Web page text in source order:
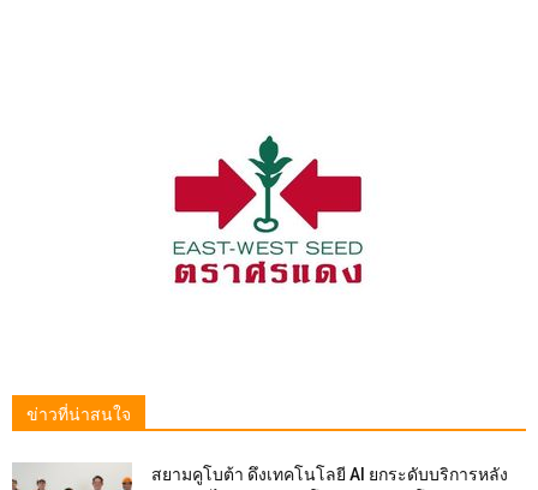
ข่าวที่น่าสนใจ
สยามคูโบต้า ดึงเทคโนโลยี AI ยกระดับบริการหลัง